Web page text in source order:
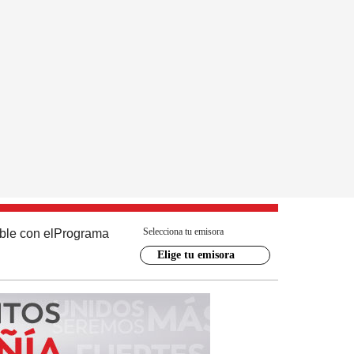
con el Programa Selecciona tu emisora
Elige tu emisora